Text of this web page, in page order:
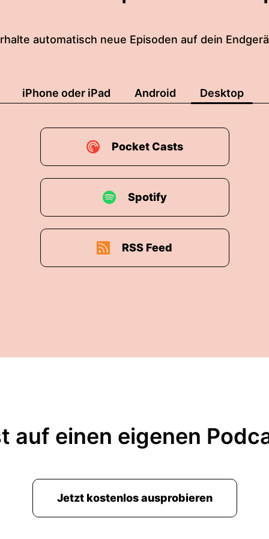
automatisch neue Episoden auf dein
iPhone oder iPad Android Desktop
Pocket Casts
Spotify
RSS Feed
auf einen eigenen
Jetzt kostenlos ausprobieren